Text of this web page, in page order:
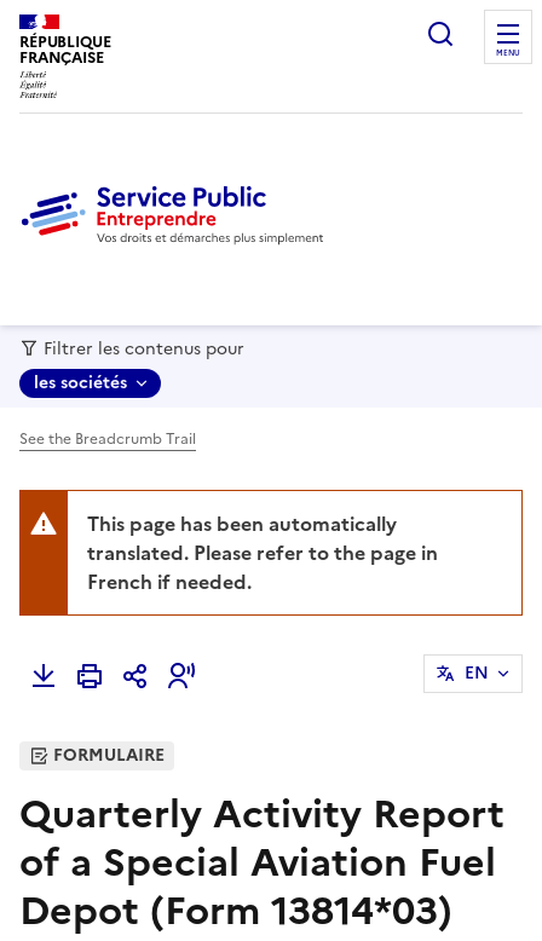
RÉPUBLIQUE
FRANÇAISE MENU
Filtrer les contenus pour
les sociétés
See the Breadcrumb Trail
This page has been automatically
translated. Please refer to the page in
French if needed.
EN
FORMULAIRE
Quarterly Activity Report
of a Special Aviation Fuel
Depot (Form 13814*03)